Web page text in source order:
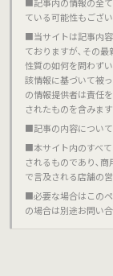
ている可能性もござ
■当サイトは記事内
ておりますが､その
性質の如何を問わず
該情報に基づいて被
の情報提供者は責任
されたものを含みま
■記事の内容につい
■本サイト内のすべ
されるものであり､
で言及される店舗の
■必要な場合はこの
の場合は別途お問い